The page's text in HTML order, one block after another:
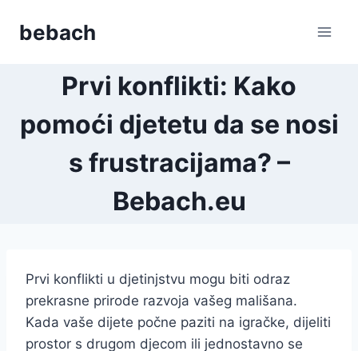
bebach
Prvi konflikti: Kako
pomoći djetetu da se nosi
s frustracijama? –
Bebach.eu
Prvi konflikti u djetinjstvu mogu biti odraz
prekrasne prirode razvoja vašeg mališana.
Kada vaše dijete počne paziti na igračke, dijeliti
prostor s drugom djecom ili jednostavno se